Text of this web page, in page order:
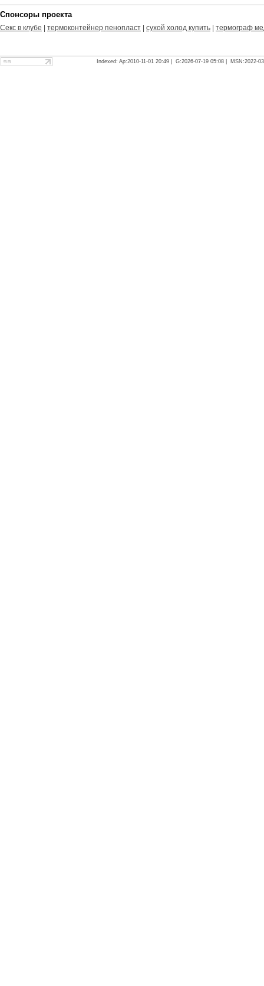
Спонсоры проекта
Секс в клубе | термоконтейнер пенопласт | сухой холод купить | термограф
Indexed: Ap:2010-11-01 20:49 | G:2026-07-19 05:08 |